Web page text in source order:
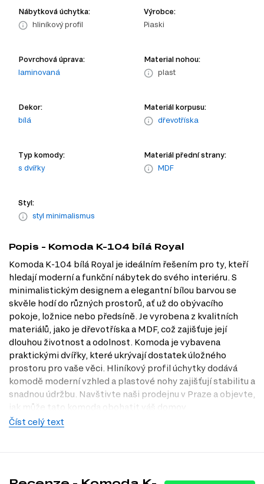
Nábytková úchytka:
hliníkový profil
Výrobce:
Piaski
Povrchová úprava:
laminovaná
Material nohou:
plast
Dekor:
bílá
Materiál korpusu:
dřevotříska
Typ komody:
s dvířky
Materiál přední strany:
MDF
Styl:
styl minimalismus
Popis - Komoda K-104 bílá Royal
Komoda K-104 bílá Royal je ideálním řešením pro ty, kteří
hledají moderní a funkční nábytek do svého interiéru. S
minimalistickým designem a elegantní bílou barvou se
skvěle hodí do různých prostorů, ať už do obývacího
pokoje, ložnice nebo předsíně. Je vyrobena z kvalitních
materiálů, jako je dřevotříska a MDF, což zajišťuje její
dlouhou životnost a odolnost. Komoda je vybavena
praktickými dvířky, které ukrývají dostatek úložného
prostoru pro vaše věci. Hliníkový profil úchytky dodává
komodě moderní vzhled a plastové nohy zajišťují stabilitu a
snadnou údržbu. Navštivte naši prodejnu v Praze a objevte,
jak může tato komoda obohatit váš domov.
Dostupné modifikace produktu
Číst celý text